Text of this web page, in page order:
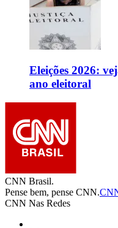
Eleições 2026:
ano eleitoral
CNN Brasil.
Pense bem, pense CNN.
CNN Nas Redes